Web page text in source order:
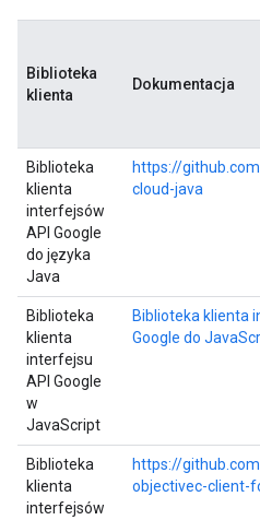
Biblioteka
klienta
Dokumentacja
Biblioteka
klienta
interfejsów
API Google
do języka
Java
https://
cloud-java
Biblioteka
klienta
interfejsu
API Google
w
JavaScript
Biblioteka klienta
Google do
Biblioteka
klienta
interfejsów
https://
objectivec-client-